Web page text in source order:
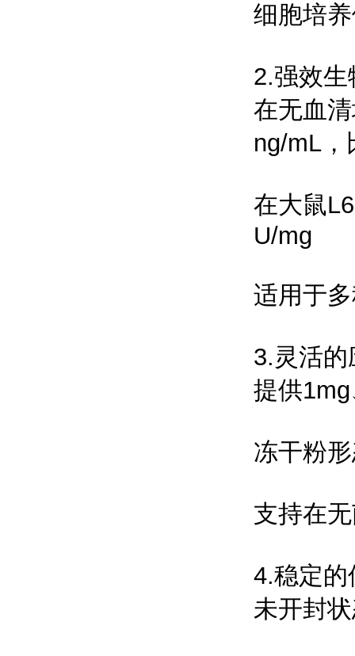
细胞培
2.强效生
在无血
ng/mL，
在大鼠
U/mg
适用于
3.灵活
提供
冻干粉
支持在
4.稳定的
未开封